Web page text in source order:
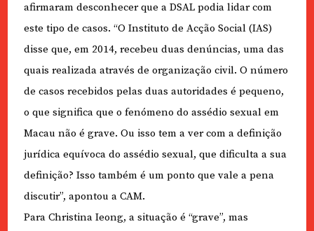
afirmaram desconhecer que a DSAL podia lidar com
este tipo de casos. “O Instituto de Acção Social (IAS)
disse que, em 2014, recebeu duas denúncias, uma das
quais realizada através de organização civil. O número
de casos recebidos pelas duas autoridades é pequeno,
o que significa que o fenómeno do assédio sexual em
Macau não é grave. Ou isso tem a ver com a definição
jurídica equívoca do assédio sexual, que dificulta a sua
definição? Isso também é um ponto que vale a pena
discutir”, apontou a CAM.
Para Christina Ieong, a situação é “grave”, mas